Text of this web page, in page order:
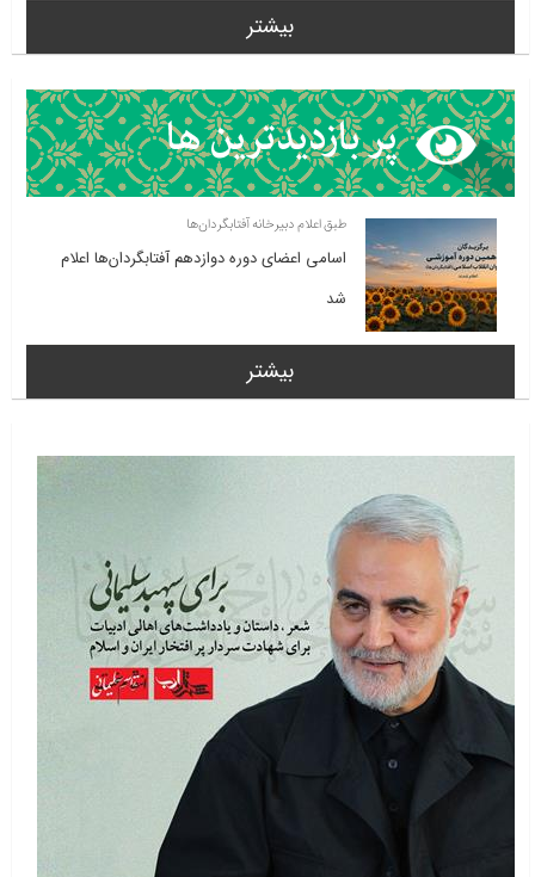
بیشتر
طبق اعلام دبیرخانه آفتابگردان‌ها
اسامی اعضای دوره دوازدهم آفتابگردان‌ها اعلام
شد
بیشتر